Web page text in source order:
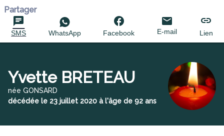
Partager
SMS WhatsApp Facebook E-mail Lien
Yvette BRETEAU
née GONSARD
décédée le 23 juillet 2020 à l'âge de 92 ans